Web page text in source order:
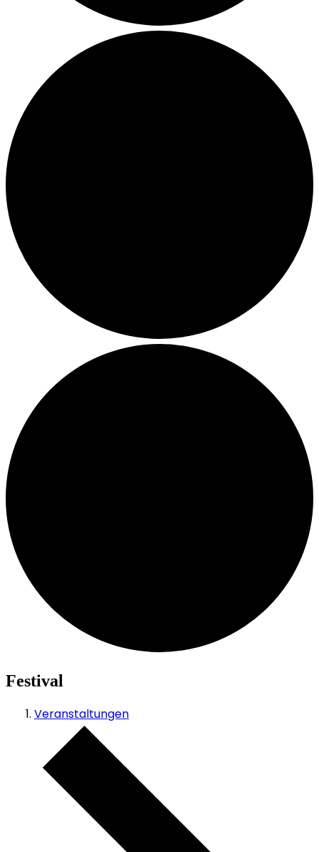
Festival
Veranstaltungen